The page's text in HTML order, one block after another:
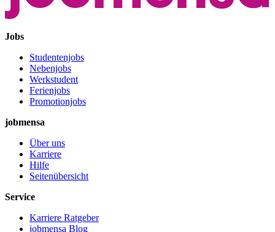
Jobs
Studentenjobs
Nebenjobs
Werkstudent
Ferienjobs
Promotionjobs
jobmensa
Über uns
Karriere
Hilfe
Seitenübersicht
Service
Karriere Ratgeber
jobmensa Blog